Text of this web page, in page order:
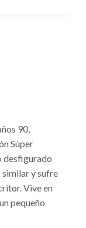
90,
Súper
desfigurado
similar y sufre
Vive en
pequeño